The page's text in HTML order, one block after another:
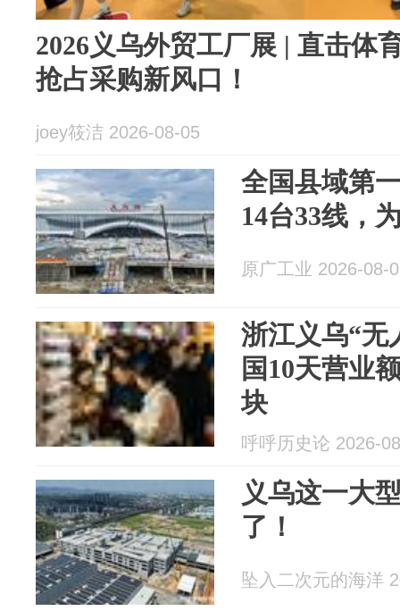
2026义乌外贸工厂展 | 直击体
抢占采购新风口！
joey筱洁 2026-08-05
全国县域第
14台33线，
原广工业 2026-08-
浙江义乌“无
国10天营业
块
呼呼历史论 2026-
义乌这一大
了！
坠入二次元的海洋